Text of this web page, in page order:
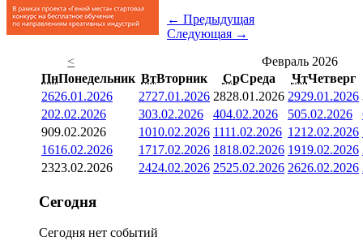
← Предыдущая
Следующая →
<
Февраль 2026
ПнПонедельник ВтВторник СрСреда ЧтЧетверг
2626.01.2026 2727.01.2026 2828.01.2026 2929.01.2026
202.02.2026 303.02.2026 404.02.2026 505.02.2026
909.02.2026 1010.02.2026 1111.02.2026 1212.02.2026
1616.02.2026 1717.02.2026 1818.02.2026 1919.02.2026
2323.02.2026 2424.02.2026 2525.02.2026 2626.02.2026
Сегодня
Сегодня нет событий